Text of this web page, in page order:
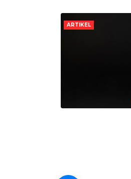
ARTIKEL